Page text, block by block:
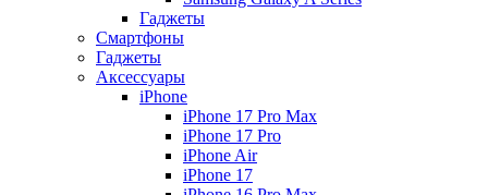
Гаджеты
Смартфоны
Гаджеты
Аксессуары
iPhone
iPhone 17 Pro Max
iPhone 17 Pro
iPhone Air
iPhone 17